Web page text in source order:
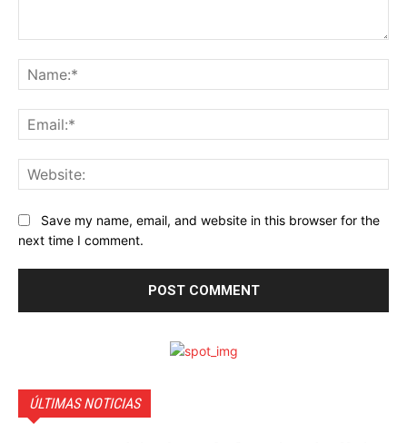
Save my name, email, and website in this browser for the
next time I comment.
ÚLTIMAS NOTICIAS